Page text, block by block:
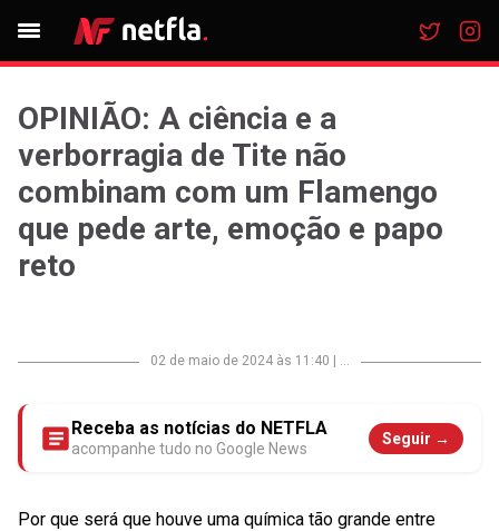
OPINIÃO: A ciência e a
verborragia de Tite não
combinam com um Flamengo
que pede arte, emoção e papo
reto
02 de maio de 2024 às 11:40 ...
Receba as notícias do NETFLA
acompanhe tudo no Google News
Seguir →
Por que será que houve uma química tão grande entre